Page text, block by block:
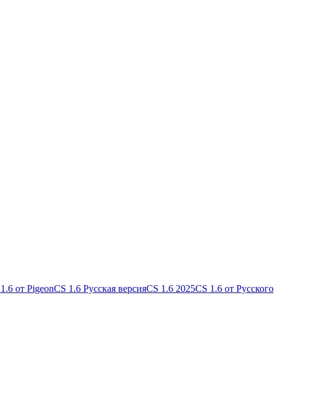
от PigeonCS 1.6 Русская версияCS 1.6 2025CS 1.6 от Русского